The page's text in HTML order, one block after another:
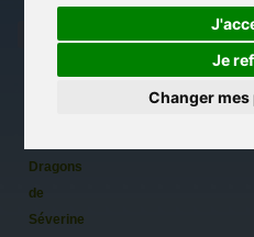
Je
Changer
Librairie des
Dragons
de
Séverine